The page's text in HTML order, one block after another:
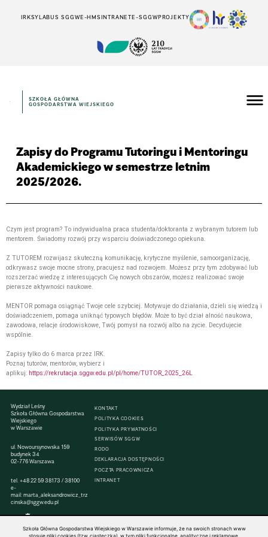
IRKSYLABUS SGGWE-HMSINTRANETE-SGGWPROJEKTY
SZKOŁA GŁÓWNA
GOSPODARSTWA WIEJSKIEGO
Zapisy do Programu Tutoringu i Mentoringu
Akademickiego w semestrze letnim
2025/2026.
Czym jest program? To indywidualna praca studenta/doktoranta z wybranym tutorem lub
mentorem. Świadomy rozwój przy wsparciu doświadczonego opiekuna.
Z TUTOREM rozwijasz skuteczną komunikację, krytyczne myślenie, samoorganizację,
odkrywasz swoje mocne strony, pracujesz nad rozwojem. Możesz przy tym zdobywać lub
rozszerzać wiedzę z interesujących Cię nowych obszarów, możesz realizować swoje
pierwsze aktywności naukowe.
MENTOR pomaga osiągnąć Twoje cele szybciej. Motywuje do działania, dzieli się wiedzą i
doświadczeniem, pomaga uniknąć typowych błędów. Może to być dział alność naukowa,
zawodowa, relacje środowiskowe, Twój pomysł na rozwój albo na życie. Decydujecie
wspólnie.
Zapisy tylko do 6 marca przez IRK.
Poznaj tutorów, mentorów, wybierz i
aplikuj: https://rekrutacja.sggw.edu.pl/pl/home/TUTOR_2025_26L
Wydział Leśny
Szkoła Główna Gospodarstwa
Wiejskiego
w Warszawie
ul. Nowoursynowska 159
budynek 34
02-776 Warszawa
tel. +48 22 59 38173 / 38100
e-
mail:marta_aleksandrowicz_trz
cinska@sggw.edu.pl
KONTAKT
POLITYKA COOKIES
POLITYKA PRYWATNOŚCI
SERWISÓW SGGW
RODO
DEKLARACJA DOSTĘPNOŚCI
POCZTA PRACOWNICZA
INTRANET
Szkoła Główna Gospodarstwa Wiejskiego w Warszawie informuje, że na swoich stronach www
stosuje pliki cookies (tzw. ciasteczka), w tym pliki funkcjonalne, analityczne i reklamowe.